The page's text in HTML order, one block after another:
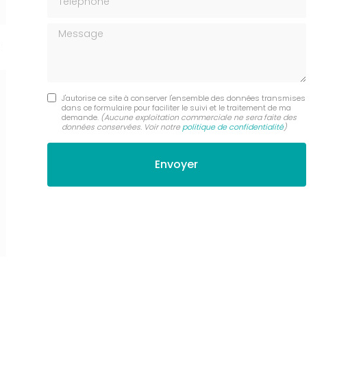
Message
J'autorise ce site à conserver l'ensemble des données transmises
dans ce formulaire pour faciliter le suivi et le traitement de ma
demande. (Aucune exploitation commerciale ne sera faite des
données conservées. Voir notre politique de confidentialité)